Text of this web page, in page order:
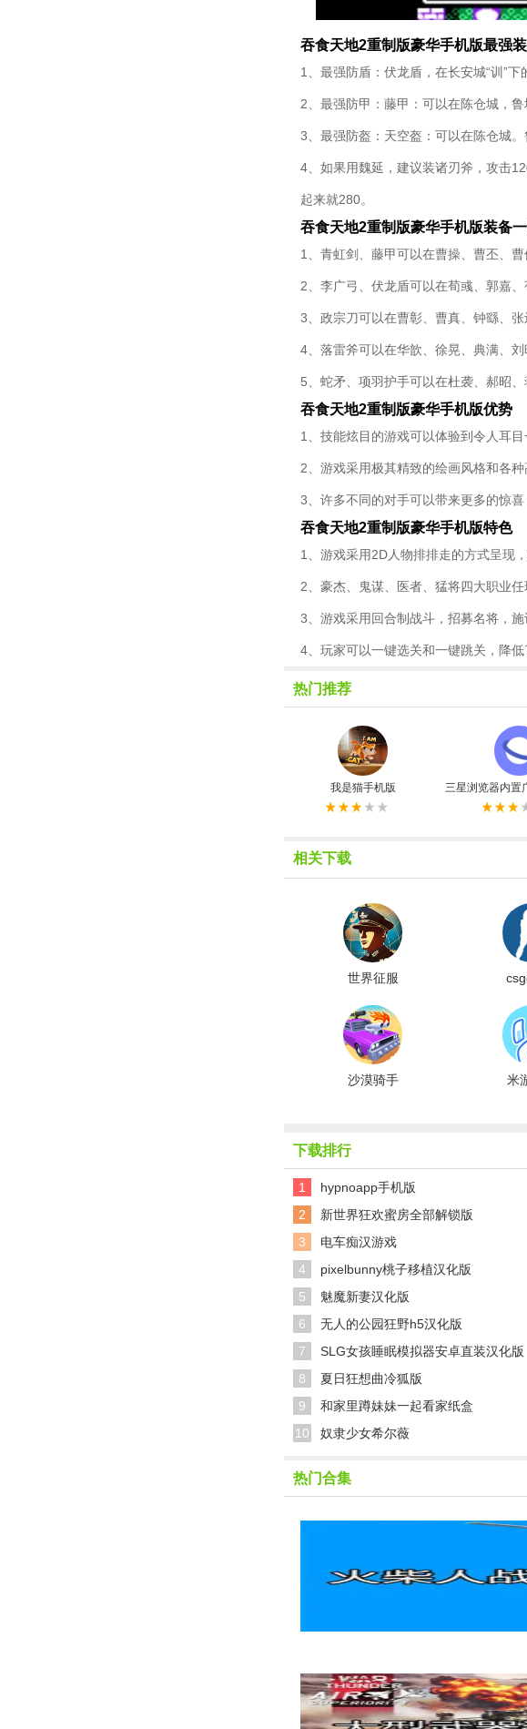
吞食天地2重制版豪华手机版最强
1、最强防盾：伏龙盾，在长安城“训”下
2、最强防甲：藤甲：可以在陈仓城，
3、最强防盔：天空盔：可以在陈仓城。
4、如果用魏延，建议装诸刃斧，攻击
起来就280。
吞食天地2重制版豪华手机版装备
1、青虹剑、藤甲可以在曹操、曹丕、
2、李广弓、伏龙盾可以在荀彧、郭嘉
3、政宗刀可以在曹彰、曹真、钟繇、
4、落雷斧可以在华歆、徐晃、典满、
5、蛇矛、项羽护手可以在杜袭、郝昭
吞食天地2重制版豪华手机版优势
1、技能炫目的游戏可以体验到令人耳
2、游戏采用极其精致的绘画风格和各
3、许多不同的对手可以带来更多的惊
吞食天地2重制版豪华手机版特色
1、游戏采用2D人物排排走的方式呈现
2、豪杰、鬼谋、医者、猛将四大职业
3、游戏采用回合制战斗，招募名将，
4、玩家可以一键选关和一键跳关，降
热门推荐
我是猫手机版 三星浏览器内置
相关下载
世界征服
沙漠骑手
米
下载排行
1 hypnoapp手机版
2 新世界狂欢蜜房全部解锁版
3 电车痴汉游戏
4 pixelbunny桃子移植汉化版
5 魅魔新妻汉化版
6 无人的公园狂野h5汉化版
7 SLG女孩睡眠模拟器安卓直装汉化版
8 夏日狂想曲冷狐版
9 和家里蹲妹妹一起看家纸盒
10 奴隶少女希尔薇
热门合集